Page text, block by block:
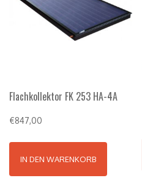
Flachkollektor FK 253 HA-4A
€847,00
IN DEN WARENKORB